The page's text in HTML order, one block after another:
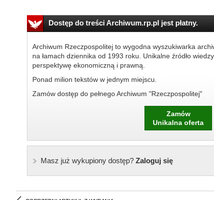
Dostęp do treści Archiwum.rp.pl jest płatny.
Archiwum Rzeczpospolitej to wygodna wyszukiwarka
na łamach dziennika od 1993 roku. Unikalne źródło
perspektywę ekonomiczną i prawną.
Ponad milion tekstów w jednym miejscu.
Zamów dostęp do pełnego Archiwum "Rzeczpospolitej"
Zamów
Unikalna oferta
Masz już wykupiony dostęp?Zaloguj się